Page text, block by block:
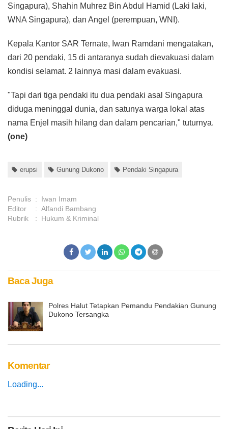
Singapura), Shahin Muhrez Bin Abdul Hamid (Laki laki,
WNA Singapura), dan Angel (perempuan, WNI).
Kepala Kantor SAR Ternate, Iwan Ramdani mengatakan,
dari 20 pendaki, 15 di antaranya sudah dievakuasi dalam
kondisi selamat. 2 lainnya masi dalam evakuasi.
"Tapi dari tiga pendaki itu dua pendaki asal Singapura
diduga meninggal dunia, dan satunya warga lokal atas
nama Enjel masih hilang dan dalam pencarian," tuturnya.
(one)
erupsi Gunung Dukono Pendaki Singapura
Penulis :
Iwan Imam
Editor
: Alfandi Bambang
Rubrik
: Hukum & Kriminal
Baca Juga
Polres Halut Tetapkan Pemandu Pendakian Gunung
Dukono Tersangka
Komentar
Loading...